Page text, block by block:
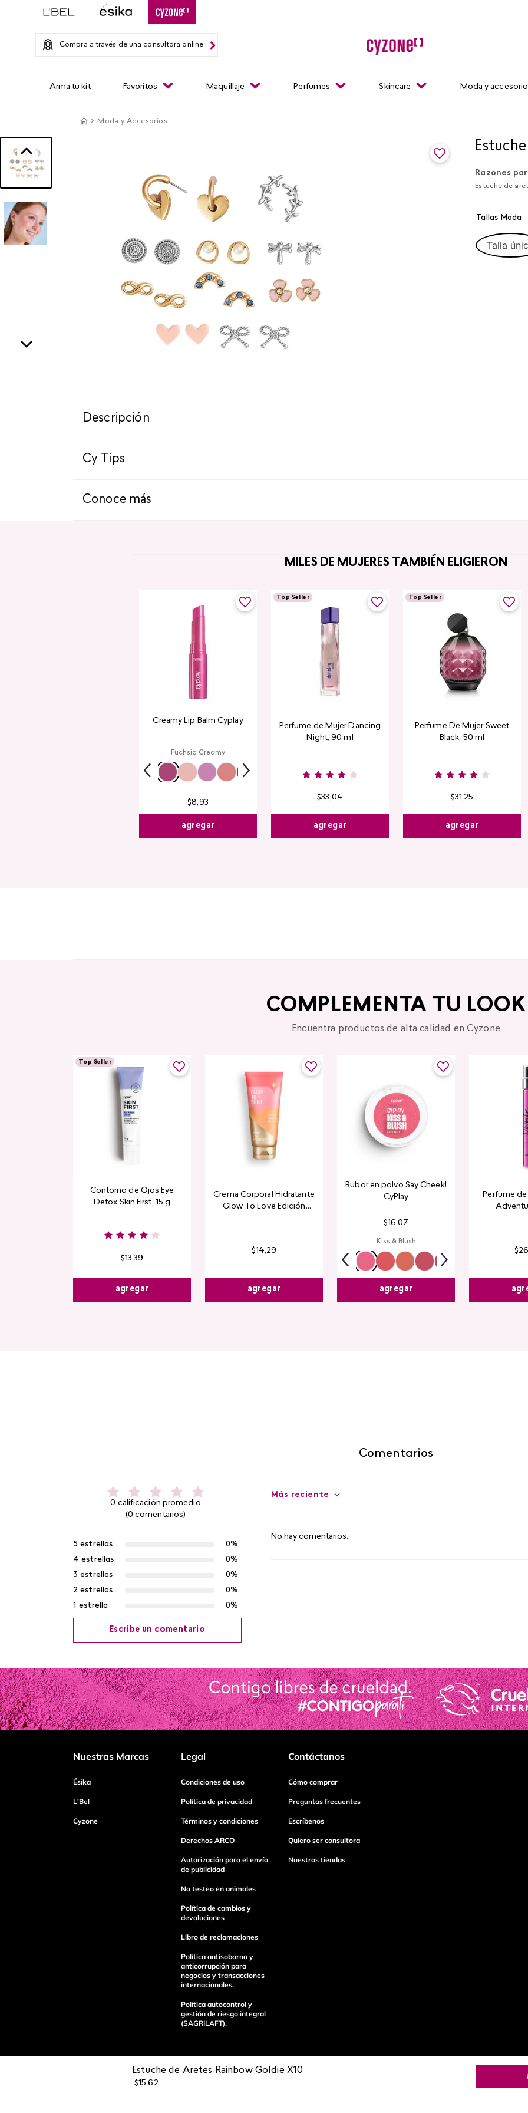
Compra a través de una consultora online
Arma tu kit Favoritos Maquillaje Perfumes Skincare Moda y
Moda y Accesorios
Razones
Estuche de
Tallas Moda
Talla
Estuche de Aretes Rainbow Goldie X10
$15,62
Descripción
Cy Tips
Conoce más
MILES DE MUJERES TAMBIÉN ELIGIERON
Creamy Lip Balm Cyplay
Fuchsia Creamy
$8,93
agregar
Top Seller
Perfume de Mujer Dancing
Night, 90 ml
$33 ,04
agregar
Top Seller
Perfume De Mujer Sweet
Black, 50 ml
$31,25
agregar
Burgundy
Rose Pink Dusty
COMPLEMENTA TU LOOK
Encuentra productos de alta calidad en Cyzone
Top Seller
Contorno de Ojos Eye
Detox Skin First, 15 g
$13,39
agregar
Crema Corporal Hidratante
Glow To Love Edición
$14,29
agregar
Rubor en polvo Say Cheek!
CyPlay
$16,07
Kiss & Blush
agregar
Perfume
$26
Comentarios
0 calificación promedio
(0 comentarios)
5 estrellas
0%
4 estrellas
0%
3 estrellas
0%
2 estrellas
0%
1 estrella
0%
Escribe un comentario
Agregar comentario
Título
Tu nombre
Dirección de email
Más reciente
No hay comentarios.
Nuestras Marcas
Ésika
L'Bel
Cyzone
Legal
Condiciones de uso
Política de privacidad
Términos y condiciones
Derechos ARCO
Autorización para el envío
de publicidad
No testeo en animales
Política de cambios y
devoluciones
Libro de reclamaciones
Política antisoborno y
anticorrupción para
negocios y transacciones
internacionales.
Política autocontrol y
gestión de riesgo integral
(SAGRILAFT).
Contáctanos
Cómo comprar
Preguntas frecuentes
Escríbenos
Quiero ser consultora
Nuestras tiendas
Pagos 100%